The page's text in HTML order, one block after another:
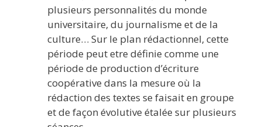
plusieurs personnalités du monde
universitaire, du journalisme et de la
culture… Sur le plan rédactionnel, cette
période peut etre définie comme une
période de production d’écriture
coopérative dans la mesure où la
rédaction des textes se faisait en groupe
et de façon évolutive étalée sur plusieurs